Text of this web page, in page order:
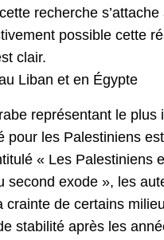
recherche
possible cette
clair.
Liban et en Égypte
représentant le plus
pour les Palestiniens
« Les Palestiniens
second exode », les
crainte de certains
stabilité après les